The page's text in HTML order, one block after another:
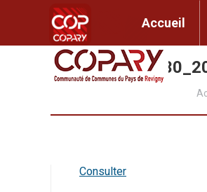
Consulter
Accueil